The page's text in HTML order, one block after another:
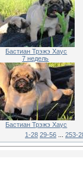
Бастиан Трэжэ Хаус
7 недель
Бастиан Трэжэ Хаус
1-28 29-56 253-